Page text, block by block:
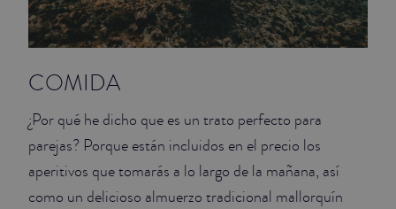
COMIDA
¿Por qué he dicho que es un trato perfecto para
parejas? Porque están incluidos en el precio los
aperitivos que tomarás a lo largo de la mañana, así
como un delicioso almuerzo tradicional mallorquín